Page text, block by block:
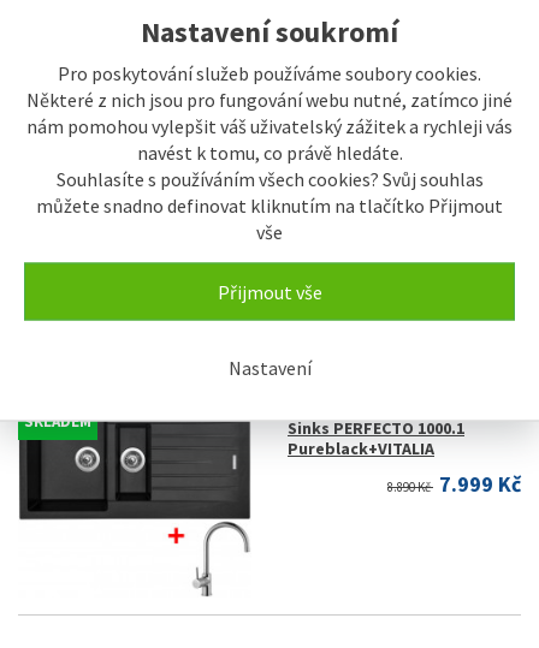
Nastavení soukromí
Pro poskytování služeb používáme soubory cookies.
Některé z nich jsou pro fungování webu nutné, zatímco jiné
nám pomohou vylepšit váš uživatelský zážitek a rychleji vás
navést k tomu, co právě hledáte.
Souhlasíte s používáním všech cookies? Svůj souhlas
můžete snadno definovat kliknutím na tlačítko Přijmout
vše
Přijmout vše
Nastavení
SKLADEM
Sinks PERFECTO 1000.1
Pureblack+ELKA
SKLADEM
Sinks PERFECTO 1000.1
Pureblack+VITALIA
8.890 Kč 7.999 Kč